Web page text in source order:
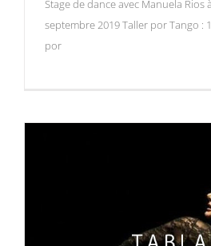
Stage de dance avec Manuela Rios
septembre 2019 Taller por Tango :
por